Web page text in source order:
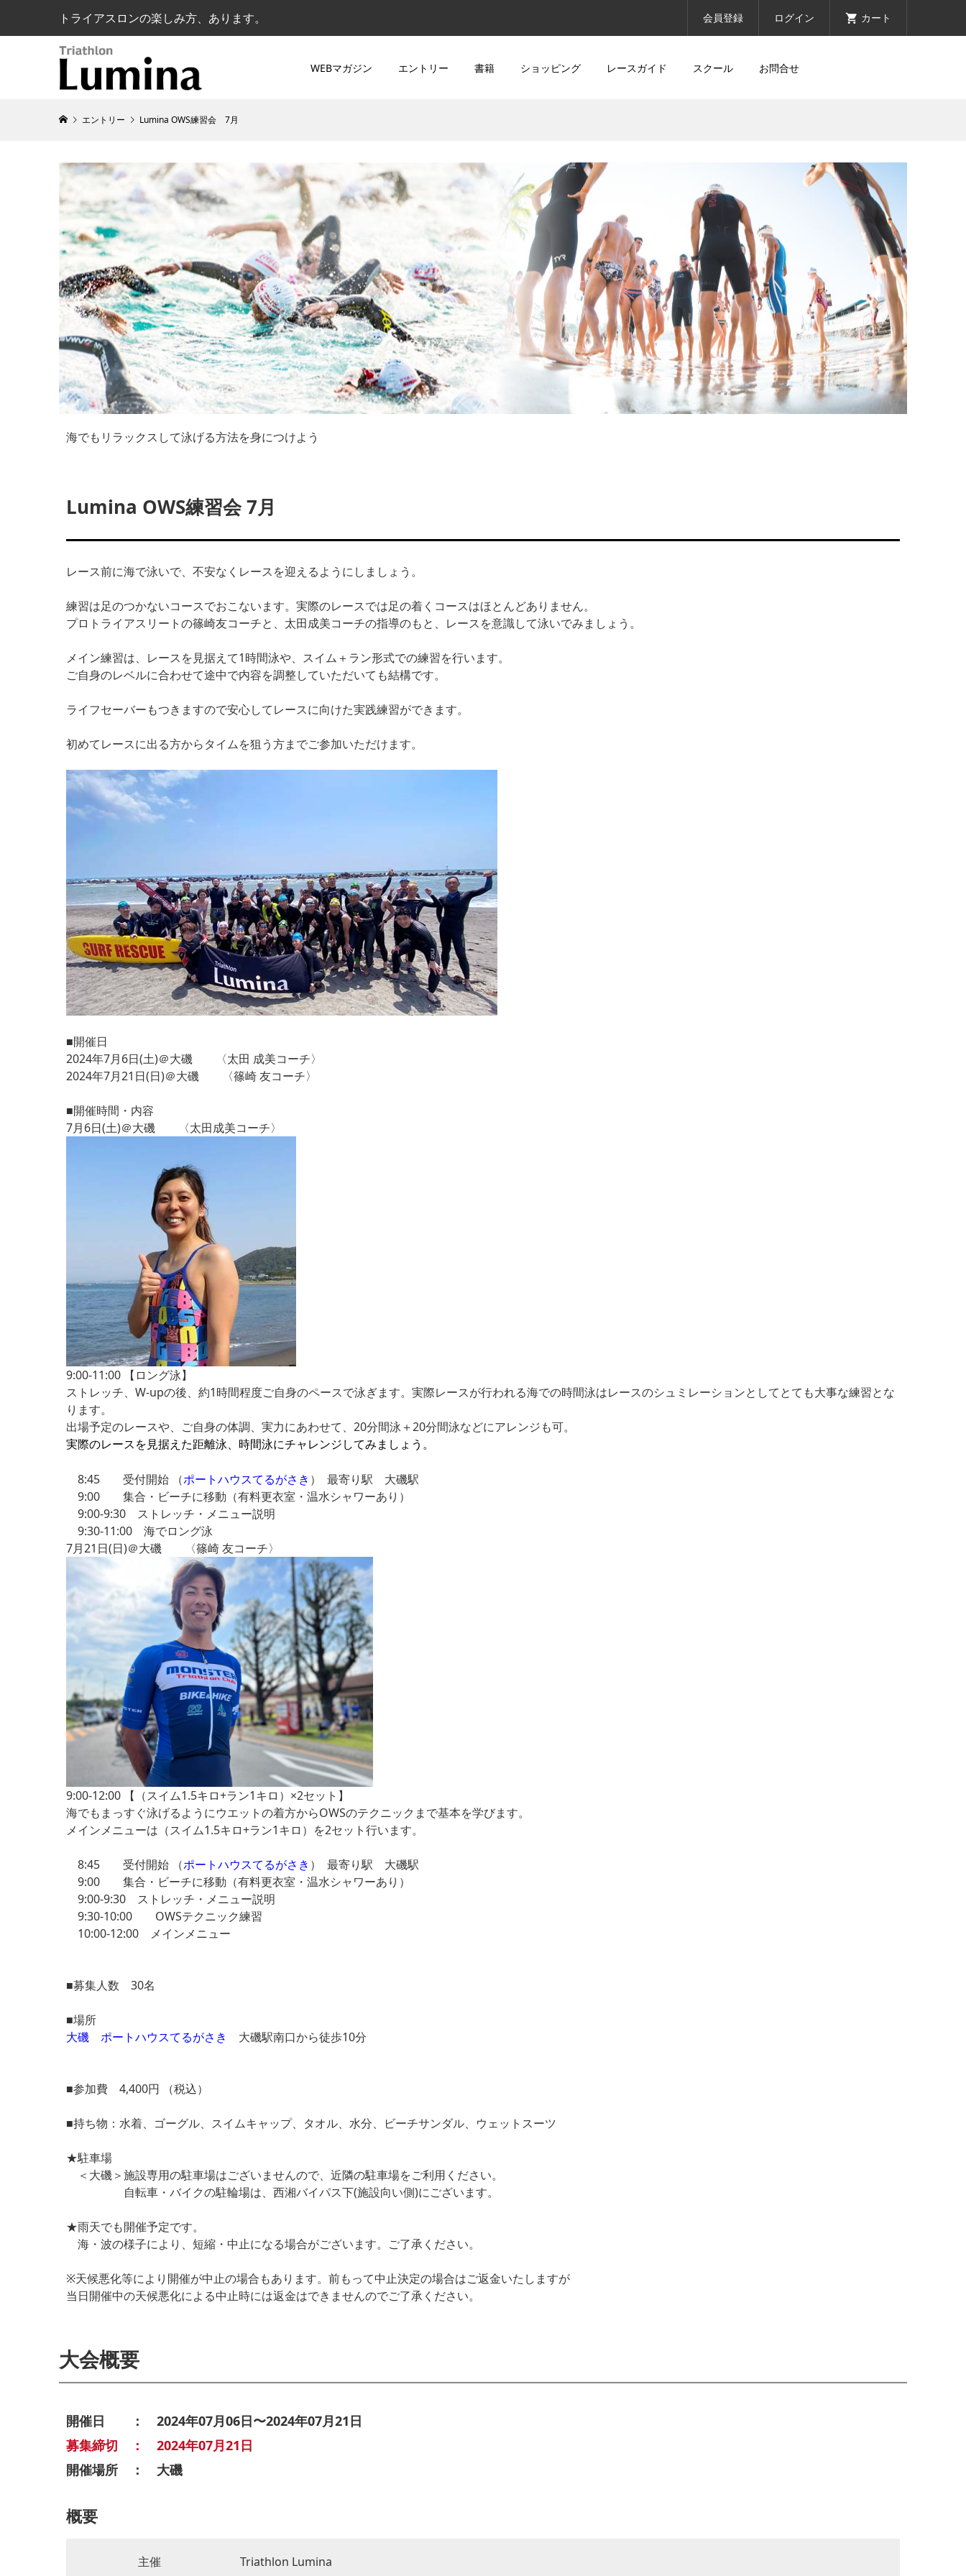
トライアスロンの楽しみ方、あります。 会員登録 ログイン カート
WEBマガジン エントリー 書籍 ショッピング レースガイド スクール お問合せ
エントリー Lumina OWS練習会 7月
海でもリラックスして泳げる方法を身につけよう
Lumina OWS練習会 7月
レース前に海で泳いで、不安なくレースを迎えるようにしましょう。
練習は足のつかないコースでおこないます。実際のレースでは足の着くコースはほとんどありません。
プロトライアスリートの篠崎友コーチと、太田成美コーチの指導のもと、レースを意識して泳いでみましょう。
メイン練習は、レースを見据えて1時間泳や、スイム＋ラン形式での練習を行います。
ご自身のレベルに合わせて途中で内容を調整していただいても結構です。
ライフセーバーもつきますので安心してレースに向けた実践練習ができます。
初めてレースに出る方からタイムを狙う方までご参加いただけます。
■開催日
2024年7月6日(土)＠大磯 〈太田 成美コーチ〉
2024年7月21日(日)＠大磯 〈篠崎 友コーチ〉
■開催時間・内容
7月6日(土)＠大磯 〈太田成美コーチ〉
9:00-11:00 【ロング泳】
ストレッチ、W-upの後、約1時間程度ご自身のペースで泳ぎます。実際レースが行われる海での時間泳はレースのシュミレーションとしてとても大事な練習とな
ります。
出場予定のレースや、ご自身の体調、実力にあわせて、20分間泳＋20分間泳などにアレンジも可。
実際のレースを見据えた距離泳、 時間泳にチャレンジしてみましょう。
8:45 受付開始 （ポートハウスてるがさき ） 最寄り駅 大磯駅
9:00 集合・ビーチに移動（有料更衣室・温水シャワーあり）
9:00-9:30 ストレッチ・メニュー説明
9:30-11:00 海でロング泳
7月21日(日)＠大磯 〈篠崎 友コーチ〉
9:00-12:00 【（スイム1.5キロ+ラン1キロ）×2セット】
海でもまっすぐ泳げるようにウエットの着方からOWSのテクニックまで基本を学びます。
メインメニューは（スイム1.5キロ+ラン1キロ）を2セット行います。
8:45 受付開始 （ポートハウスてるがさき ） 最寄り駅 大磯駅
9:00 集合・ビーチに移動（有料更衣室・温水シャワーあり）
9:00-9:30 ストレッチ・メニュー説明
9:30-10:00 OWSテクニック練習
10:00-12:00 メインメニュー
■募集人数 30名
■場所
大磯 ポートハウスてるがさき
大磯駅南口から徒歩10分
■参加費 4,400円 （税込）
■持ち物：水着、ゴーグル、スイムキャップ、タオル、水分、ビーチサンダル、ウェットスーツ
★駐車場
＜大磯＞施設専用の駐車場はございませんので、近隣の駐車場をご利用ください。
自転車・バイクの駐輪場は、西湘バイパス下(施設向い側)にございます。
★雨天でも開催予定です。
海・波の様子により、短縮・中止になる場合がございます。ご了承ください。
※天候悪化等により開催が中止の場合もあります。前もって中止決定の場合はご返金いたしますが
当日開催中の天候悪化による中止時には返金はできませんのでご了承ください。
大会概要
開催日 ： 2024年07月06日〜2024年07月21日
募集締切 ： 2024年07月21日
開催場所 ： 大磯
概要
主催 Triathlon Lumina